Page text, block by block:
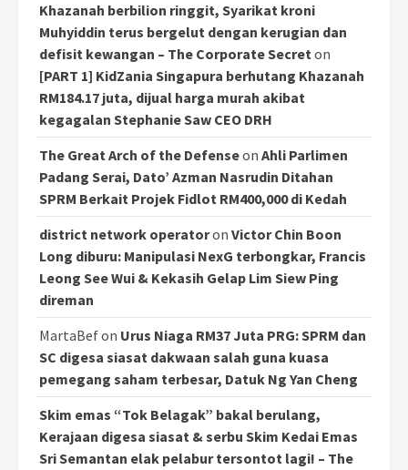
Khazanah berbilion ringgit, Syarikat kroni
Muhyiddin terus bergelut dengan kerugian dan
defisit kewangan – The Corporate Secreton
[PART 1] KidZania Singapura berhutang Khazanah
RM184.17 juta, dijual harga murah akibat
kegagalan Stephanie Saw CEO DRH
The Great Arch of the Defenseon Ahli Parlimen
Padang Serai, Dato’ Azman Nasrudin Ditahan
SPRM Berkait Projek Fidlot RM400,000 di Kedah
district network operatoron Victor Chin Boon
Long diburu: Manipulasi NexG terbongkar, Francis
Leong See Wui & Kekasih Gelap Lim Siew Ping
direman
MartaBefon Urus Niaga RM37 Juta PRG: SPRM dan
SC digesa siasat dakwaan salah guna kuasa
pemegang saham terbesar, Datuk Ng Yan Cheng
Skim emas “Tok Belagak” bakal berulang,
Kerajaan digesa siasat & serbu Skim Kedai Emas
Sri Semantan elak pelabur tersontot lagi! – The